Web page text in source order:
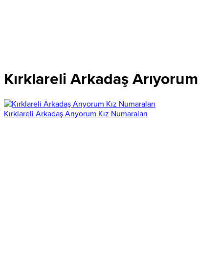
Kırklareli Arkadaş Arıyorum
Kırklareli Arkadaş Arıyorum Kız Numaraları